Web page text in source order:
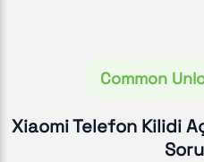
Common
Xiaomi Telefon Kilidi